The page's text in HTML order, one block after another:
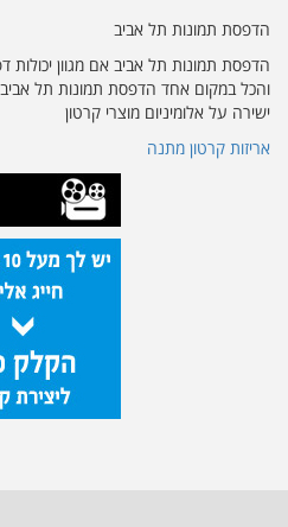
הדפסת תמונות תל אביב
הדפסת תמונות תל אביב אם מגוון יכולות
והכל במקום אחד הדפסת תמונות תל
ישירה על אלומיניום מוצרי קרטון
אריזות קרטון מתנה